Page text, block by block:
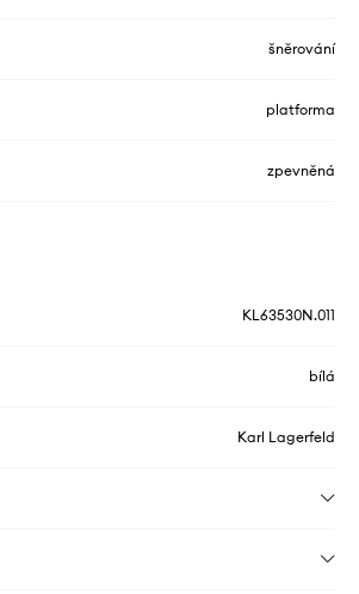
šněrování
platforma
zpevněná
KL63530N.011
bílá
Karl Lagerfeld